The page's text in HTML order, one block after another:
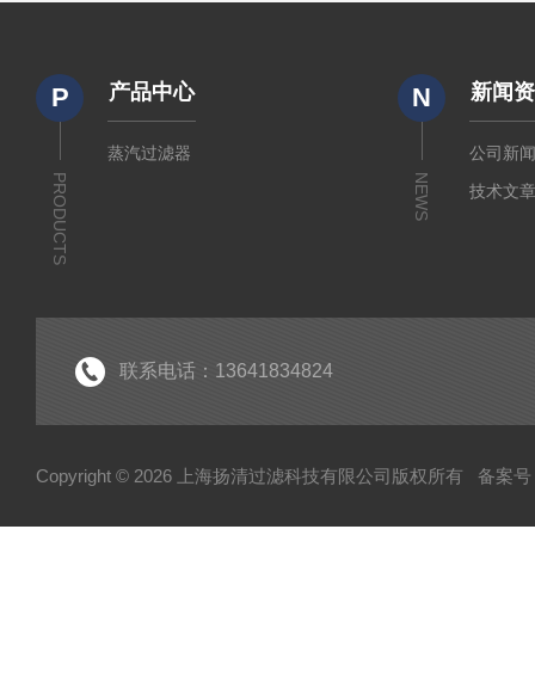
P
PRODUCTS
产品中心
蒸汽过滤器
N
NEWS
新闻
公司新
技术文
联系电话：13641834824
Copyright © 2026 上海扬清过滤科技有限公司版权所有 备案号